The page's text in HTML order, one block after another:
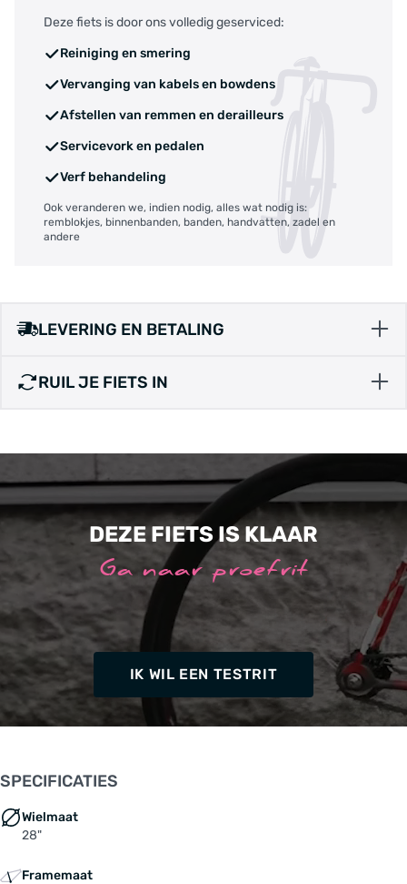
Deze fiets is door ons volledig geserviced:
Reiniging en smering
Vervanging van kabels en bowdens
Afstellen van remmen en derailleurs
Servicevork en pedalen
Verf behandeling
Ook veranderen we, indien nodig, alles wat nodig is:
remblokjes, binnenbanden, banden, handvatten, zadel en
andere
LEVERING EN BETALING
RUIL JE FIETS IN
DEZE FIETS IS KLAAR
Ga naar proefrit
IK WIL EEN TESTRIT
SPECIFICATIES
Wielmaat
28"
Framemaat